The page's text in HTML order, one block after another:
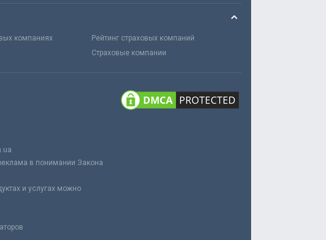
компаниях
Рейтинг страховых компаний
Страховые компании
в понимании Закона
и услугах можно